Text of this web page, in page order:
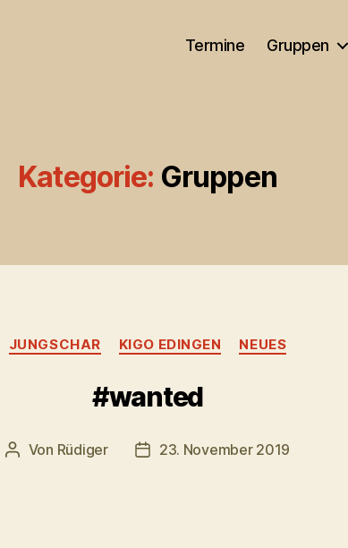
Termine Gruppen
Kategorie: Gruppen
Kategorien
JUNGSCHAR KIGO EDINGEN NEUES
#wanted
Beitragsautor
Von Rüdiger Veröffentlichungsdatum
23. November 2019